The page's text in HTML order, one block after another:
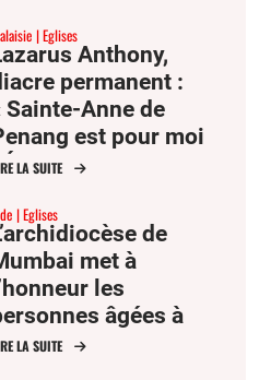
Eglises
Anthony,
permanent :
Sainte-Anne de
est pour moi
comme mère
LA SUITE
Eglises
de
met à
les
âgées à
de la fête
LA SUITE